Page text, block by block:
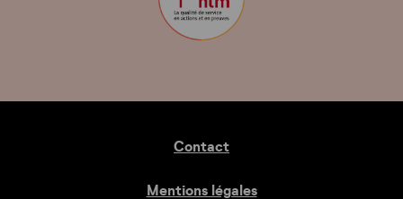
Contact
Mentions légales